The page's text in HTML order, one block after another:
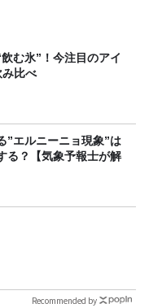
む氷”！今注目のアイ
み比べ
”エルニーニョ現象”は
る？【気象予報士が解
Recommended by